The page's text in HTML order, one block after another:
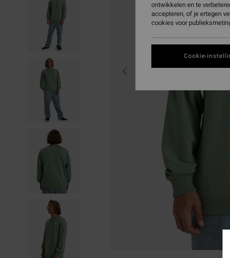
ontwikkelen en te
accepteren, of je ertegen
cookies voor
Cookie-